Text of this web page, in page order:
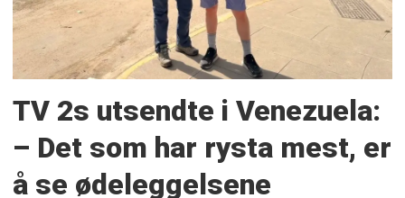
TV 2s utsendte i Venezuela:
– Det som har rysta mest, er
å se ødeleggelsene